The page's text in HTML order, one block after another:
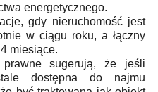
energetycznego.
gdy nieruchomość jest
w ciągu roku, a łączny
miesiące.
prawne sugerują, że jeśli
dostępna do najmu